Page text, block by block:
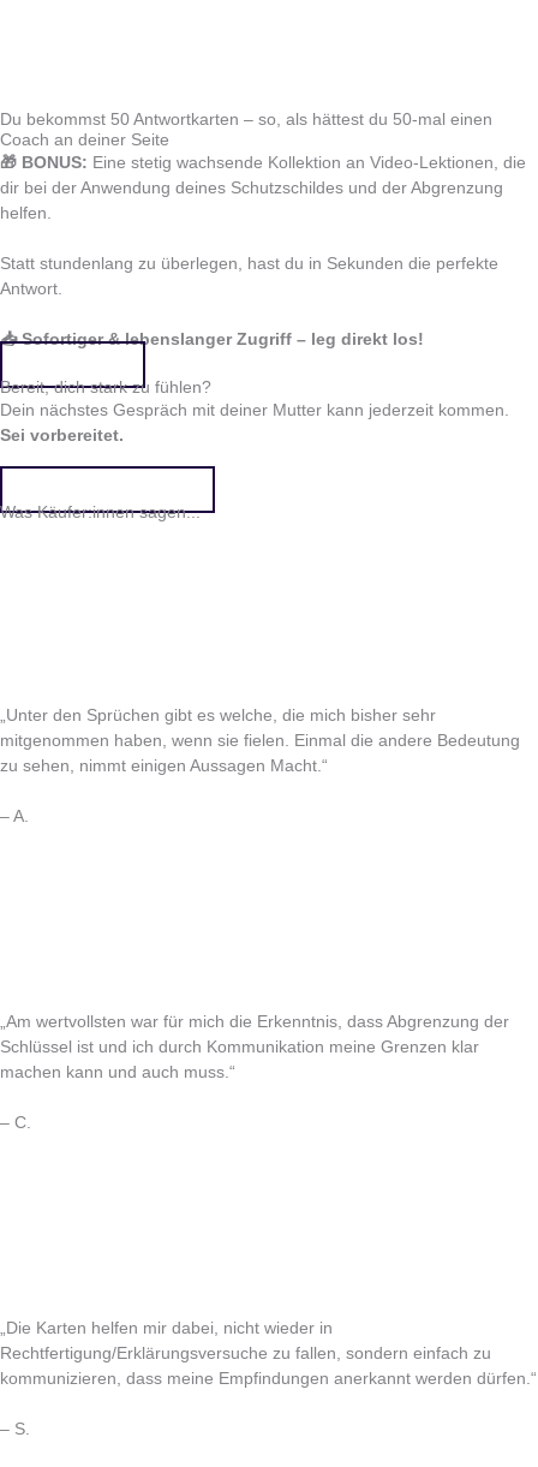
Du bekommst 50 Antwortkarten – so, als hättest du 50-mal einen
Coach an deiner Seite
🎁 BONUS: Eine stetig wachsende Kollektion an Video-Lektionen, die
dir bei der Anwendung deines Schutzschildes und der Abgrenzung
helfen.
Statt stundenlang zu überlegen, hast du in Sekunden die perfekte
Antwort.
📥 Sofortiger & lebenslanger Zugriff – leg direkt los!
Bereit, dich stark zu fühlen?
Dein nächstes Gespräch mit deiner Mutter kann jederzeit kommen.
Sei vorbereitet.
Was Käufer:innen sagen...
„Unter den Sprüchen gibt es welche, die mich bisher sehr
mitgenommen haben, wenn sie fielen. Einmal die andere Bedeutung
zu sehen, nimmt einigen Aussagen Macht.“
– A.
„Am wertvollsten war für mich die Erkenntnis, dass Abgrenzung der
Schlüssel ist und ich durch Kommunikation meine Grenzen klar
machen kann und auch muss.“
– C.
„Die Karten helfen mir dabei, nicht wieder in
Rechtfertigung/Erklärungsversuche zu fallen, sondern einfach zu
kommunizieren, dass meine Empfindungen anerkannt werden dürfen.“
– S.